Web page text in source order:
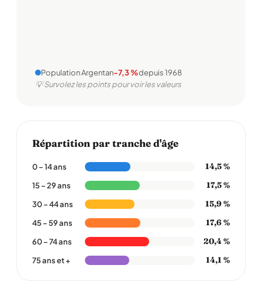
Population Argentan-7,3 %depuis 1968
💡 Survolez les points pour voir les valeurs
Répartition par tranche d'âge
0 – 14 ans 14,5 %
15 – 29 ans 17,5 %
30 – 44 ans 15,9 %
45 – 59 ans 17,6 %
60 – 74 ans 20,4 %
75 ans et + 14,1 %